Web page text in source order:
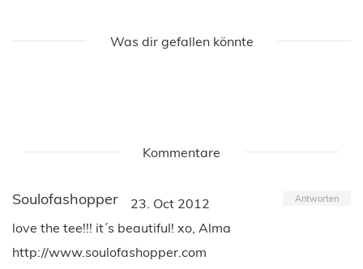
Was dir gefallen könnte
Kommentare
Soulofashopper 23. Oct 2012 Antworten
love the tee!!! it´s beautiful! xo, Alma
http://www.soulofashopper.com